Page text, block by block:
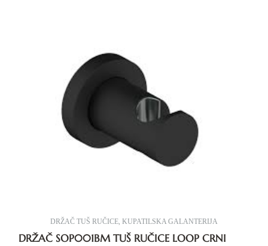
DRŽAČ TUŠ RUČICE, KUPATILSKA GALANTERIJA
DRŽAČ SOP001BM TUŠ RUČICE LOOP CRNI